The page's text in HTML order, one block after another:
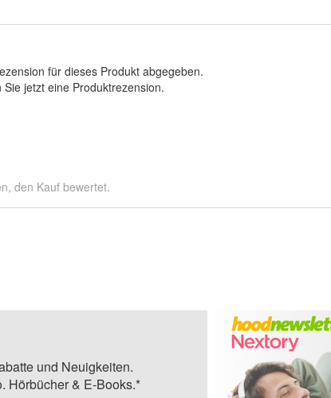
für dieses Produkt abgegeben.
Sie jetzt eine Produktrezension.
den Kauf bewertet.
und Neuigkeiten.
Hörbücher & E-Books.*